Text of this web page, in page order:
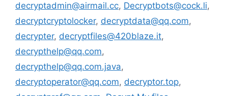
decryptadmin@airmail.cc, Decryptbots@cock.li,
decryptcryptolocker, decryptdata@qq.com,
decrypter, decryptfiles@420blaze.it,
decrypthelp@qq.com,
decrypthelp@qq.com.java,
decryptoperator@qq.com, decryptor.top,